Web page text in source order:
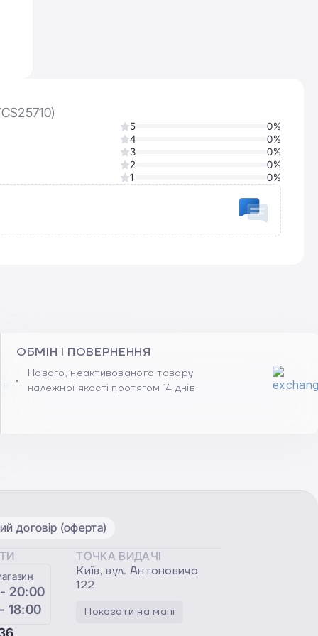
5
0%
4
0%
3
0%
2
0%
1
0%
ОБМІН І ПОВЕРНЕННЯ
Нового, неактивованого товару
належної якості протягом 14 днів
договір (оферта)
20:00
18:00
ТОЧКА ВИДАЧІ
Київ, вул. Антоновича
122
Показати на мапі